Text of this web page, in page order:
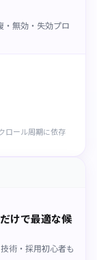
・無効・失効プロ
ロール周期に依存
けで最適な候
術・採用初心者も